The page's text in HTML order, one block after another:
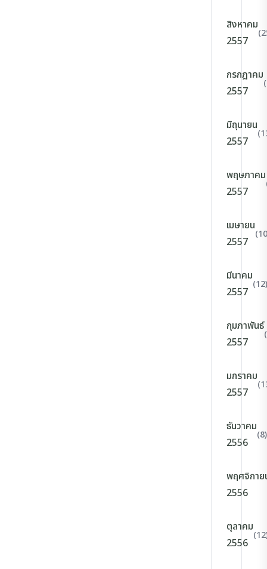
สิงหาคม
2557
กรกฎาคม
2557
มิถุนายน
2557
พฤษภาคม
2557
เมษายน
2557
มีนาคม
2557
(12)
กุมภาพันธ์
2557
มกราคม
2557
ธันวาคม
2556
(8)
พฤศจิกาย
2556
ตุลาคม
2556